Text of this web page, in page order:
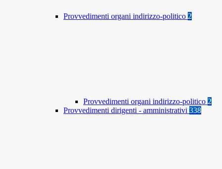
Provvedimenti organi indirizzo-politico 2
Provvedimenti organi indirizzo-politico 2
Provvedimenti dirigenti - amministrativi 338